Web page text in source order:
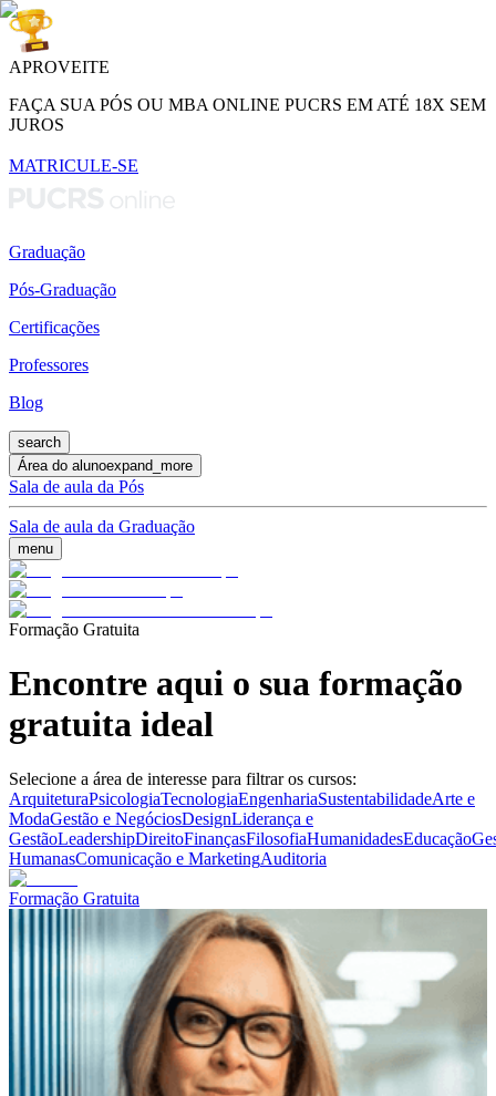
APROVEITE
FAÇA SUA PÓS OU MBA ONLINE PUCRS EM ATÉ 18X SEM
JUROS
MATRICULE-SE
Graduação
Pós-Graduação
Certificações
Professores
Blog
search
Área do alunoexpand_more
Sala de aula da Pós
Sala de aula da Graduação
menu
Formação Gratuita
Encontre aqui o sua formação
gratuita ideal
Selecione a área de interesse para filtrar os cursos:
ArquiteturaPsicologiaTecnologiaEngenhariaSustentabilidadeArte e
ModaGestão e NegóciosDesignLiderança e
GestãoLeadershipDireitoFinançasFilosofiaHumanidadesEducação
HumanasComunicação e MarketingAuditoria
Formação Gratuita